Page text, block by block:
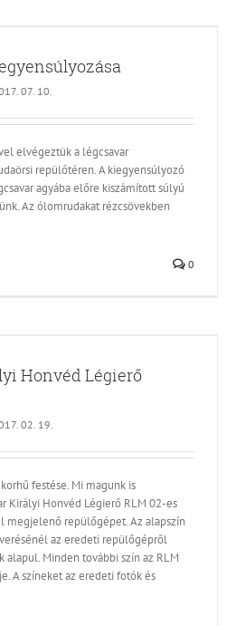
07. 10.
elvégeztük a légcsavar
repülőtéren. A kiegyensúlyozó
agyába előre kiszámított súlyú
Az ólomrudakat rézcsövekben
0
Honvéd Légierő
02. 19.
festése. Mi magunk is
Királyi Honvéd Légierő RLM 02-es
megjelenő repülőgépet. Az alapszín
az eredeti repülőgépről
alapul. Minden további szín az RLM
A színeket az eredeti fotók és